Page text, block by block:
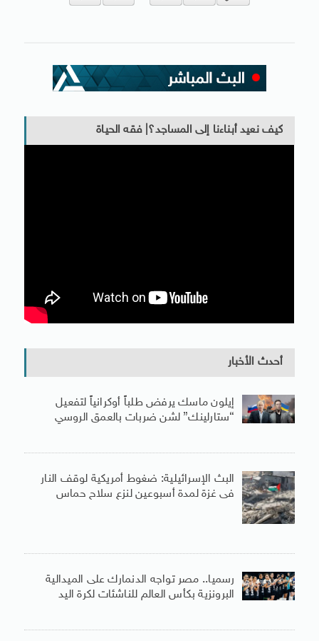
كيف نعيد أبناءنا إلى المساجد؟| فقه الحياة
أحدث الأخبار
إيلون ماسك يرفض طلباً أوكرانياً لتفعيل
“ستارلينك” لشن ضربات بالعمق الروسي
البث الإسرائيلية: ضغوط أمريكية لوقف النار
فى غزة لمدة أسبوعين لنزع سلاح حماس
رسميا.. مصر تواجه الدنمارك على الميدالية
البرونزية بكأس العالم للناشئات لكرة اليد